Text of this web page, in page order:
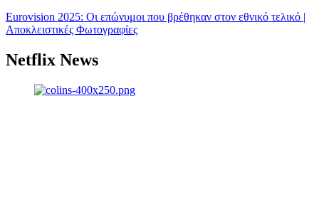
Eurovision 2025: Οι επώνυμοι που βρέθηκαν στον εθνικό τελικό |
Αποκλειστικές Φωτογραφίες
Netflix News